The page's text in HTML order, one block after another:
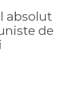
absolut
de